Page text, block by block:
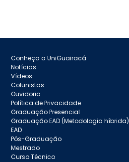
Conheça a UniGuairacá
Notícias
Vídeos
Colunistas
Ouvidoria
Política de Privacidade
Graduação Presencial
Graduação EAD (Metodologia híbrida)
EAD
Pós-Graduação
Mestrado
Curso Técnico